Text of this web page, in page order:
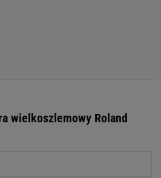
wielkoszlemowy Roland